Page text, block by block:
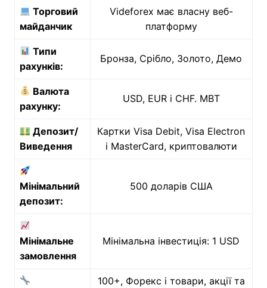
Торговий
майданчик
Videforex має власну веб-
платформу
Типи
рахунків:
Бронза, Срібло, Золото, Демо
Валюта
рахунку:
USD, EUR і CHF. MBT
Депозит/
Виведення
Картки Visa Debit, Visa Electron
і MasterCard, криптовалюти
Мінімальний
депозит:
500 доларів США
Мінімальне
замовлення
Мінімальна інвестиція: 1 USD
100+, Форекс і товари, акції та